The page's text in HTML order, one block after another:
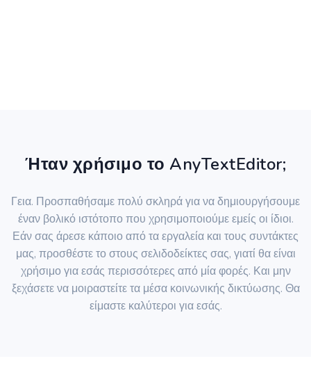
Ήταν χρήσιμο το AnyTextEditor;
Γεια. Προσπαθήσαμε πολύ σκληρά για να δημιουργήσουμε
έναν βολικό ιστότοπο που χρησιμοποιούμε εμείς οι ίδιοι.
Εάν σας άρεσε κάποιο από τα εργαλεία και τους συντάκτες
μας, προσθέστε το στους σελιδοδείκτες σας, γιατί θα είναι
χρήσιμο για εσάς περισσότερες από μία φορές. Και μην
ξεχάσετε να μοιραστείτε τα μέσα κοινωνικής δικτύωσης. Θα
είμαστε καλύτεροι για εσάς.